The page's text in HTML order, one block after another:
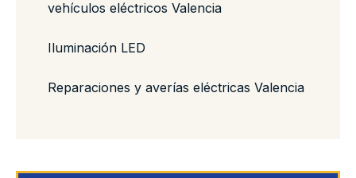
vehículos eléctricos Valencia
Iluminación LED
Reparaciones y averías eléctricas Valencia